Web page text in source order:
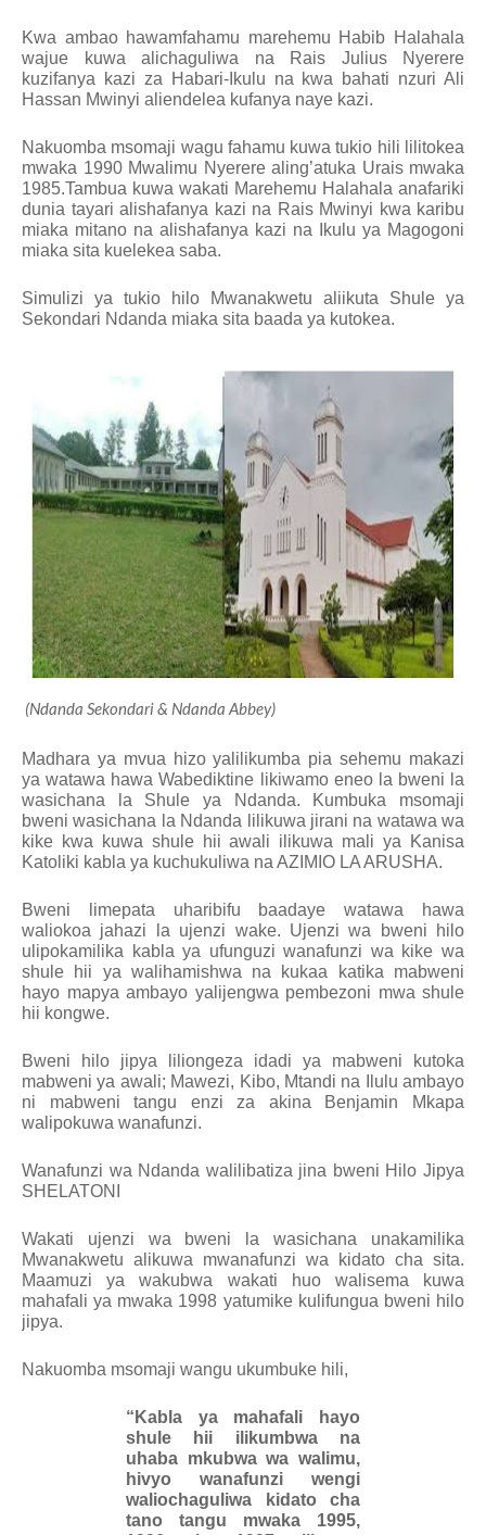
Kwa ambao hawamfahamu marehemu Habib Halahala
wajue kuwa alichaguliwa na Rais Julius Nyerere
kuzifanya kazi za Habari-Ikulu na kwa bahati nzuri Ali
Hassan Mwinyi aliendelea kufanya naye kazi.
Nakuomba msomaji wagu fahamu kuwa tukio hili lilitokea
mwaka 1990 Mwalimu Nyerere aling’atuka Urais mwaka
1985.Tambua kuwa wakati Marehemu Halahala anafariki
dunia tayari alishafanya kazi na Rais Mwinyi kwa karibu
miaka mitano na alishafanya kazi na Ikulu ya Magogoni
miaka sita kuelekea saba.
Simulizi ya tukio hilo Mwanakwetu aliikuta Shule ya
Sekondari Ndanda miaka sita baada ya kutokea.
(Ndanda Sekondari & Ndanda Abbey)
Madhara ya mvua hizo yalilikumba pia sehemu makazi
ya watawa hawa Wabediktine likiwamo eneo la bweni la
wasichana la Shule ya Ndanda. Kumbuka msomaji
bweni wasichana la Ndanda lilikuwa jirani na watawa wa
kike kwa kuwa shule hii awali ilikuwa mali ya Kanisa
Katoliki kabla ya kuchukuliwa na AZIMIO LA ARUSHA.
Bweni limepata uharibifu baadaye watawa hawa
waliokoa jahazi la ujenzi wake. Ujenzi wa bweni hilo
ulipokamilika kabla ya ufunguzi wanafunzi wa kike wa
shule hii ya walihamishwa na kukaa katika mabweni
hayo mapya ambayo yalijengwa pembezoni mwa shule
hii kongwe.
Bweni hilo jipya liliongeza idadi ya mabweni kutoka
mabweni ya awali; Mawezi, Kibo, Mtandi na Ilulu ambayo
ni mabweni tangu enzi za akina Benjamin Mkapa
walipokuwa wanafunzi.
Wanafunzi wa Ndanda walilibatiza jina bweni Hilo Jipya
SHELATONI
Wakati ujenzi wa bweni la wasichana unakamilika
Mwanakwetu alikuwa mwanafunzi wa kidato cha sita.
Maamuzi ya wakubwa wakati huo walisema kuwa
mahafali ya mwaka 1998 yatumike kulifungua bweni hilo
jipya.
Nakuomba msomaji wangu ukumbuke hili,
“Kabla ya mahafali hayo
shule hii ilikumbwa na
uhaba mkubwa wa walimu,
hivyo wanafunzi wengi
waliochaguliwa kidato cha
tano tangu mwaka 1995,